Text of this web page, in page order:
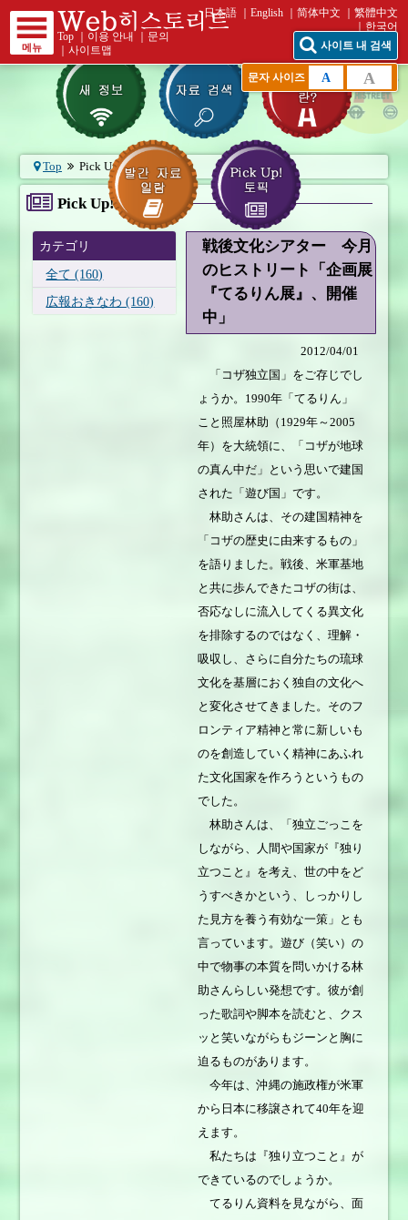
메뉴
Top 이용 안내
문의
｜사이트맵
日本語 English 简体中文
繁體中文
한국어
사이트 내 검색
문자 사이즈 A A
Top Pick Up! 토픽
Pick Up! 토픽
カテゴリ
全て (160)
広報おきなわ (160)
戦後文化シアター 今月
のヒストリート「企画展
『てるりん展』、開催
中」
2012/04/01
「コザ独立国」をご存じでし
ょうか。1990年「てるりん」
こと照屋林助（1929年～2005
年）を大統領に、「コザが地球
の真ん中だ」という思いで建国
された「遊び国」です。
林助さんは、その建国精神を
「コザの歴史に由来するもの」
を語りました。戦後、米軍基地
と共に歩んできたコザの街は、
否応なしに流入してくる異文化
を排除するのではなく、理解・
吸収し、さらに自分たちの琉球
文化を基層におく独自の文化へ
と変化させてきました。そのフ
ロンティア精神と常に新しいも
のを創造していく精神にあふれ
た文化国家を作ろうというもの
でした。
林助さんは、「独立ごっこを
しながら、人間や国家が『独り
立つこと』を考え、世の中をど
うすべきかという、しっかりし
た見方を養う有効な一策」とも
言っています。遊び（笑い）の
中で物事の本質を問いかける林
助さんらしい発想です。彼が創
った歌詞や脚本を読むと、クス
ッと笑いながらもジーンと胸に
迫るものがあります。
今年は、沖縄の施政権が米軍
から日本に移譲されて40年を迎
えます。
私たちは『独り立つこと』が
できているのでしょうか。
てるりん資料を見ながら、面